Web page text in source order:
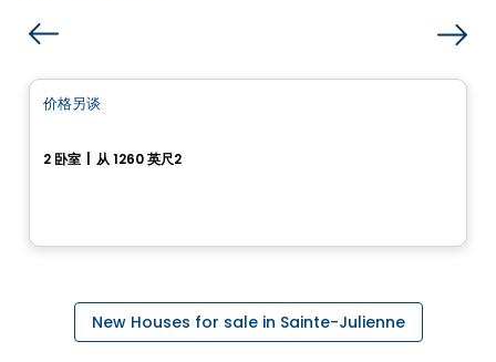
价格另谈
2 卧室 从 1260 英尺2
New Houses for sale in Sainte-Julienne